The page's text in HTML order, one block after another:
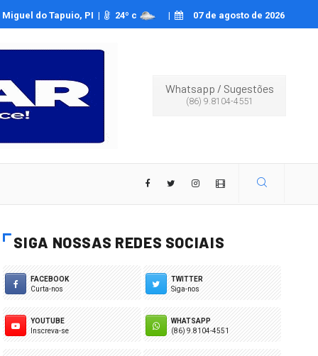
Oliveira relata ser vítima de deepfakes pornográficos
do Tapuio, PI | 24º c | 07 de agosto de 2026
Whatsapp / Sugestões
(86) 9.8104-4551
SIGA NOSSAS REDES SOCIAIS
FACEBOOK
Curta-nos
TWITTER
Siga-nos
YOUTUBE
Inscreva-se
WHATSAPP
(86) 9.8104-4551